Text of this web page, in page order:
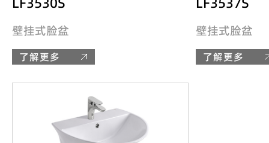
壁挂式脸盆
了解更多
壁挂式脸盆
了解更多